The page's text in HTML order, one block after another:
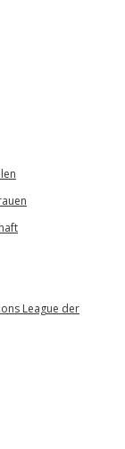
League der